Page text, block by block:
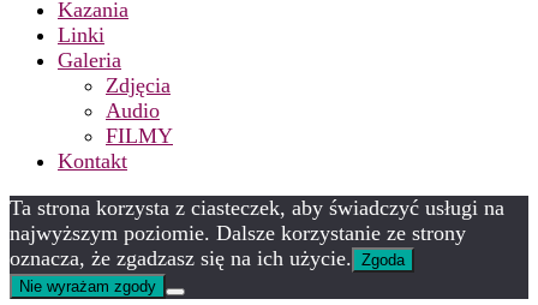
Kazania
Linki
Galeria
Zdjęcia
Audio
FILMY
Kontakt
Ta strona korzysta z ciasteczek, aby świadczyć usługi na
najwyższym poziomie. Dalsze korzystanie ze strony
oznacza, że zgadzasz się na ich użycie. Zgoda
Nie wyrażam zgody